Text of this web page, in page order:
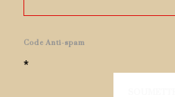
Code Anti-spam
*